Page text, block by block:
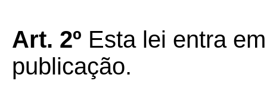
Art. 2º Esta lei entra
publicação.